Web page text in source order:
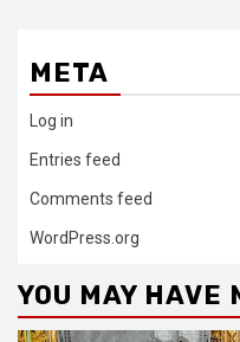
META
Log in
Entries feed
Comments feed
WordPress.org
YOU MAY HAVE